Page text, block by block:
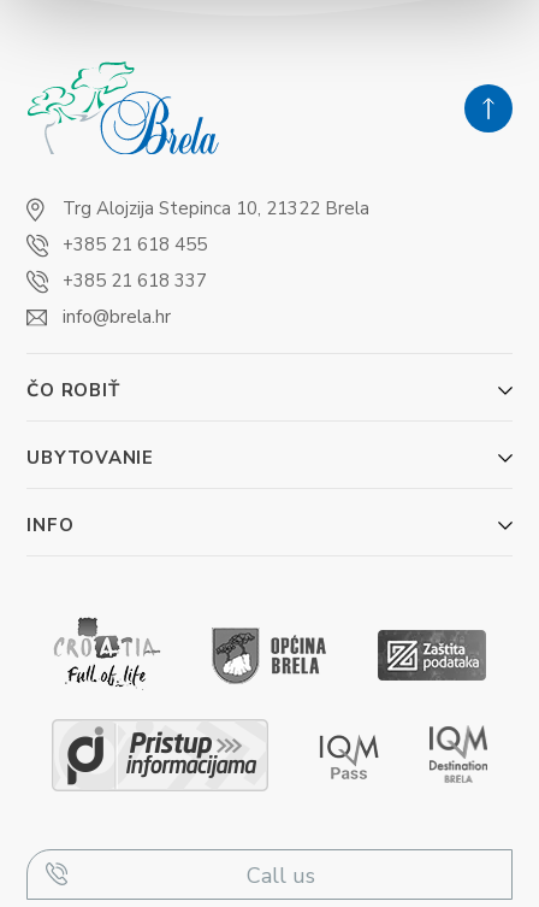
Trg Alojzija Stepinca 10, 21322 Brela
+385 21 618 455
+385 21 618 337
info@brela.hr
ČO ROBIŤ
UBYTOVANIE
INFO
Call us